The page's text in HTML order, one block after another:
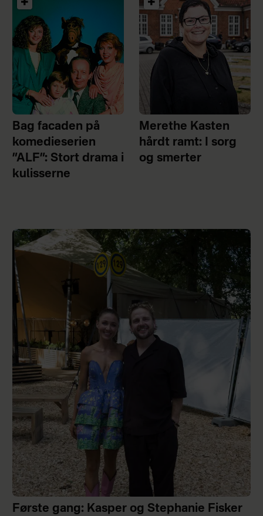
Bag facaden på
komedieserien
”ALF”: Stort drama i
kulisserne
Merethe Kasten
hårdt ramt: I sorg
og smerter
Første gang: Kasper og Stephanie Fisker